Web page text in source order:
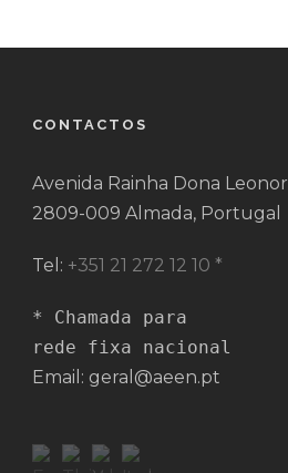
CONTACTOS
Avenida Rainha Dona Leonor
2809-009 Almada, Portugal
Tel: +351 21 272 12 10 *
* Chamada para
rede fixa nacional
Email: geral@aeen.pt